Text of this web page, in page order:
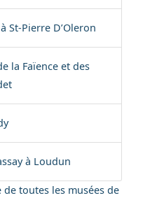
St-Pierre D’Oleron
la Faïence et des
à Loudun
de toutes les musées de